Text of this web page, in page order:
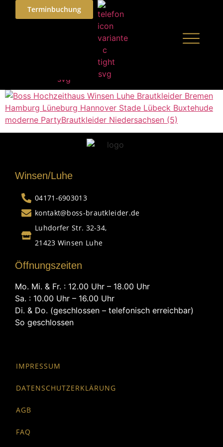
Terminbuchung
Winsen/Luhe
04171-6903013
kontakt@boss-brautkleider.de
Luhdorfer Str. 32-34,
21423 Winsen Luhe
Öffnungszeiten
Mo. Mi. & Fr. : 12.00 Uhr – 18.00 Uhr
Sa. : 10.00 Uhr – 16.00 Uhr
Di. & Do. (geschlossen – telefonisch erreichbar)
So geschlossen
IMPRESSUM
DATENSCHUTZERKLÄRUNG
AGB
FAQ